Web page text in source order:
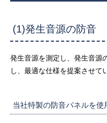
(1)発生音源の防音
発生音源を測定し、発生音源
し、最適な仕様を提案させて
当社特製の防音パネルを使